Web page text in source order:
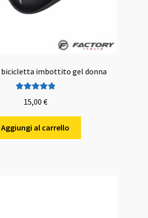
bicicletta imbottito gel donna
su 5
15,00 €
Aggiungi al carrello